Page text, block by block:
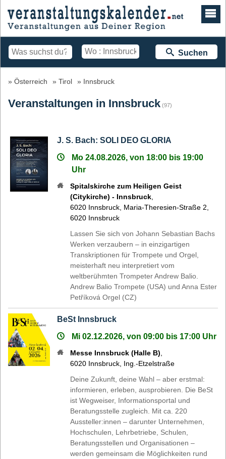
Suchen
Österreich Tirol Innsbruck
Veranstaltungen in Innsbruck (97)
J. S. Bach: SOLI DEO GLORIA
Mo 24.08.2026, von 18:00 bis 19:00
Uhr
Spitalskirche zum Heiligen Geist
(Citykirche) - Innsbruck
6020 Innsbruck Maria-Theresien-Straße 2,
6020 Innsbruck
Lassen Sie sich von Johann Sebastian Bachs
Werken verzaubern – in einzigartigen
Transkriptionen für Trompete und Orgel,
meisterhaft neu interpretiert vom
weltberühmten Trompeter Andrew Balio.
Andrew Balio Trompete (USA) und Anna Ester
Petříková Orgel (CZ)
BeSt Innsbruck
Mi 02.12.2026, von 09:00 bis 17:00 Uhr
Messe Innsbruck (Halle B)
6020 Innsbruck Ing.-Etzelstraße
Deine Zukunft, deine Wahl – aber erstmal:
informieren, erleben, ausprobieren. Die BeSt
ist Wegweiser, Informationsportal und
Beratungsstelle zugleich. Mit ca. 220
Aussteller:innen – darunter Unternehmen,
Hochschulen, Lehrbetriebe, Schulen,
Beratungsstellen und Organisationen –
werden gemeinsam die Möglichkeiten rund